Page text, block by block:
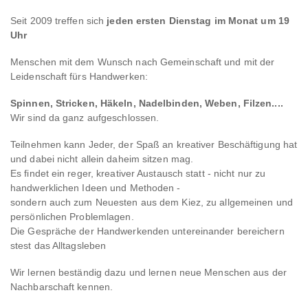
Seit 2009 treffen sich jeden ersten Dienstag im Monat um 19
Uhr
Menschen mit dem Wunsch nach Gemeinschaft und mit der
Leidenschaft fürs Handwerken:
Spinnen, Stricken, Häkeln, Nadelbinden, Weben, Filzen....
Wir sind da ganz aufgeschlossen.
Teilnehmen kann Jeder, der Spaß an kreativer Beschäftigung hat
und dabei nicht allein daheim sitzen mag.
Es findet ein reger, kreativer Austausch statt - nicht nur zu
handwerklichen Ideen und Methoden -
sondern auch zum Neuesten aus dem Kiez, zu allgemeinen und
persönlichen Problemlagen.
Die Gespräche der Handwerkenden untereinander bereichern
stest das Alltagsleben
Wir lernen beständig dazu und lernen neue Menschen aus der
Nachbarschaft kennen.